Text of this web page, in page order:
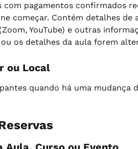
com pagamentos confirmados
começar. Contém detalhes de
YouTube) e outras
os detalhes da aula forem
ou Local
quando há uma mudança